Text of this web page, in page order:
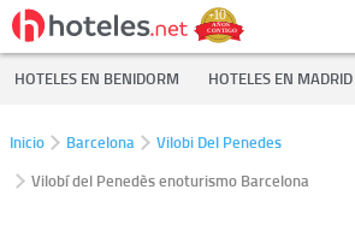
HOTELES EN BENIDORM HOTELES EN MADRID
Inicio Barcelona
Vilobi Del Penedes
Vilobí del Penedès enoturismo Barcelona